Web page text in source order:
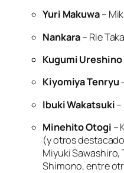
Yuri Makuwa–
Nankara– Rie
Kugumi Ureshino
Kiyomiya Tenryu
Ibuki Wakatsuki
Minehito Otogi –
(y otros
Miyuki Sawashiro,
Shimono, entre